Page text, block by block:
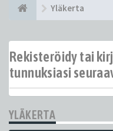
Yläkerta
Rekisteröidy tai
tunnuksiasi
YLÄKERTA